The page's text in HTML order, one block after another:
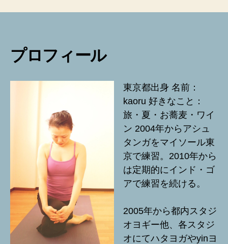
プロフィール
東京都出身 名前：
kaoru 好きなこと：
旅・夏・お蕎麦・ワイ
ン 2004年からアシュ
タンガをマイソール東
京で練習。2010年から
は定期的にインド・ゴ
アで練習を続ける。
2005年から都内スタジ
オヨギー他、各スタジ
オにてハタヨガやyinヨ